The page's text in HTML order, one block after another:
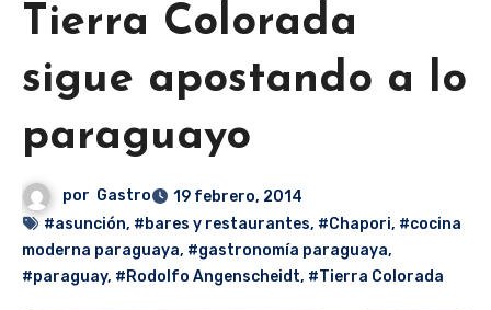
Tierra Colorada
sigue apostando a lo
paraguayo
por Gastro
19 febrero, 2014
#asunción, #bares y restaurantes, #Chapori, #cocina
moderna paraguaya, #gastronomía paraguaya,
#paraguay, #Rodolfo Angenscheidt, #Tierra Colorada